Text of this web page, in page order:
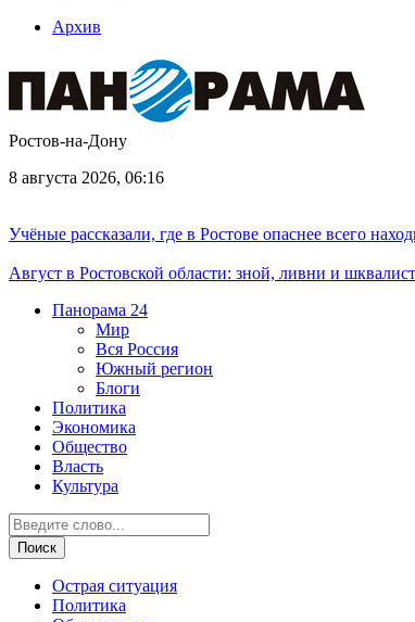
Архив
Ростов-на-Дону
8 августа 2026, 06:16
Учёные рассказали, где в Ростове опаснее всего
Август в Ростовской области: зной, ливни и
Панорама 24
Мир
Вся Россия
Южный регион
Блоги
Политика
Экономика
Общество
Власть
Культура
Острая ситуация
Политика